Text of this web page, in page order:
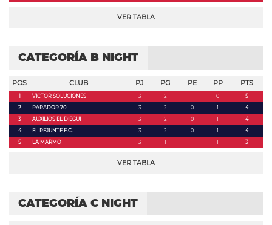
VER TABLA
CATEGORÍA B NIGHT
POS CLUB PJ PG PE PP PTS
1 VICTOR SOLUCIONES 3 2 1 0
5
2
PARADOR 70 3 2 0 1
4
3
AUXILIOS EL DIEGUI 3 2 0 1
4
4
EL REJUNTE F.C. 3 2 0 1
4
5
LA MARMO 3 1 1 1 3
VER TABLA
CATEGORÍA C NIGHT